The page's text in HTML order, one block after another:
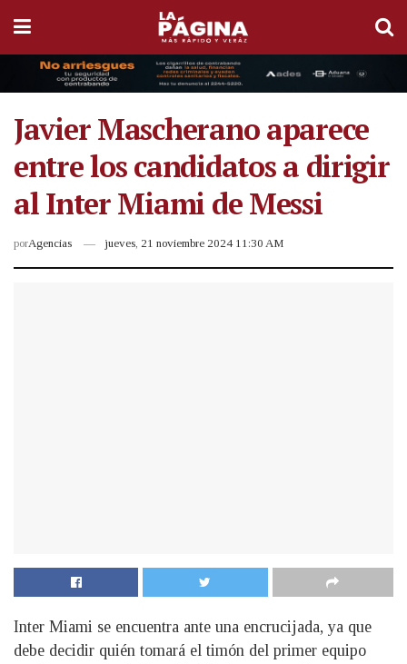
Javier Mascherano aparece
entre los candidatos a dirigir
al Inter Miami de Messi
porAgencias jueves, 21 noviembre 2024 11:30 AM
Inter Miami se encuentra ante una encrucijada, ya que
debe decidir quién tomará el timón del primer equipo